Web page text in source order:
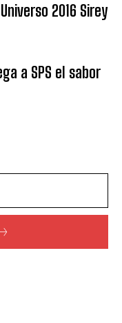
2016 Sirey
a SPS el sabor